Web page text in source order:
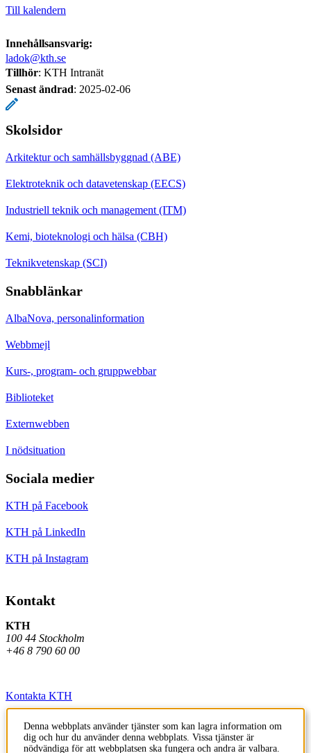
Till kalendern
Innehållsansvarig:
ladok@kth.se
Tillhör: KTH Intranät
Senast ändrad: 2025-02-06
Skolsidor
Arkitektur och samhällsbyggnad (ABE)
Elektroteknik och datavetenskap (EECS)
Industriell teknik och management (ITM)
Kemi, bioteknologi och hälsa (CBH)
Teknikvetenskap (SCI)
Snabblänkar
AlbaNova, personalinformation
Webbmejl
Kurs-, program- och gruppwebbar
Biblioteket
Externwebben
I nödsituation
Sociala medier
KTH på Facebook
KTH på LinkedIn
KTH på Instagram
Kontakt
KTH
100 44 Stockholm
+46 8 790 60 00
Kontakta KTH
Jobba på KTH
Press och media
Denna webbplats använder tjänster som kan lagra information om
dig och hur du använder denna webbplats. Vissa tjänster är
nödvändiga för att webbplatsen ska fungera och andra är valbara.